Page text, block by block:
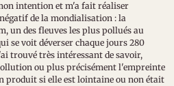
intention et m'a fait réaliser
de la mondialisation : la
un des fleuves les plus pollués au
se voit déverser chaque jours 280
trouvé très intéressant de savoir,
ou plus précisément l'empreinte
produit si elle est lointaine ou non était